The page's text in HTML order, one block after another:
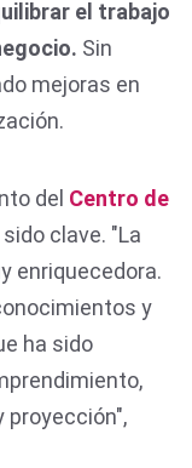
el trabajo
Sin
mejoras en
del Centro de
sido clave. "La
enriquecedora.
y
ha sido
proyección",